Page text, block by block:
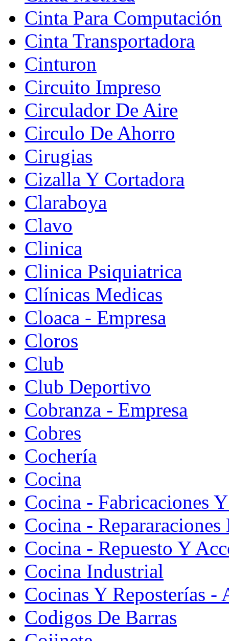
Cinta Para Computación
Cinta Transportadora
Cinturon
Circuito Impreso
Circulador De Aire
Circulo De Ahorro
Cirugias
Cizalla Y Cortadora
Claraboya
Clavo
Clinica
Clinica Psiquiatrica
Clínicas Medicas
Cloaca - Empresa
Cloros
Club
Club Deportivo
Cobranza - Empresa
Cobres
Cochería
Cocina
Cocina - Fabricaciones
Cocina - Repararaciones
Cocina - Repuesto Y
Cocina Industrial
Cocinas Y Reposterías -
Codigos De Barras